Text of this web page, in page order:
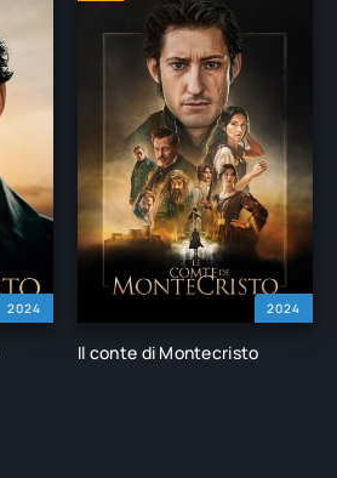
2024 2024
Il conte di Montecristo